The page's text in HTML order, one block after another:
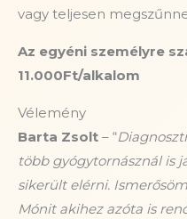
vagy teljesen
Az egyéni személyre
11.000Ft/alkalom
Vélemény
Barta Zsolt – “
több gyógytornásznál is
sikerült elérni.
Mónit akihez azóta is